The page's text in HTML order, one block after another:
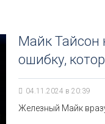
Майк Тайсон
ошибку,
04.11.2024 в 20:39
Железный Майк